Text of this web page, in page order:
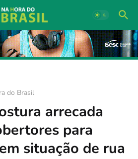
do Brasil
arrecada
para
situação de rua